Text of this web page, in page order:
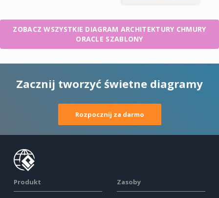
ZOBACZ WSZYSTKIE DIAGRAM ARCHITEKTURY CHMURY
ORACLE SZABLONY
Zacznij tworzyć świetne diagramy
Rozpocznij za darmo
Produkt Zasoby